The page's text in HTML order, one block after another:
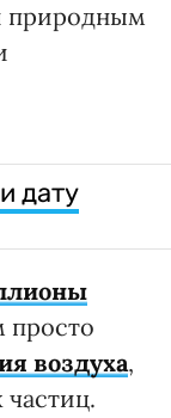
природным
дату
просто
воздуха,